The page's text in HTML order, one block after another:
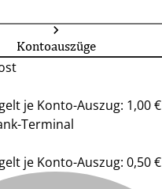
Kontoauszüge
je Konto-Auszug: 1,00 €
Terminal
je Konto-Auszug: 0,50 €